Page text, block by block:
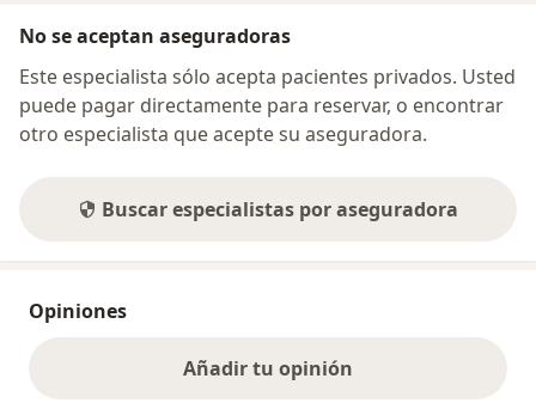
No se aceptan aseguradoras
Este especialista sólo acepta pacientes privados. Usted
puede pagar directamente para reservar, o encontrar
otro especialista que acepte su aseguradora.
Buscar especialistas por aseguradora
Opiniones
Añadir tu opinión